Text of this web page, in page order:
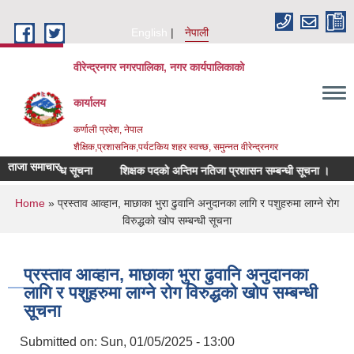
English
नेपाली
वीरेन्द्रनगर नगरपालिका, नगर कार्यपालिकाको
कार्यालय
कर्णाली प्रदेश, नेपाल
शैक्षिक,प्रशासनिक,पर्यटकिय शहर स्वच्छ, समुन्नत वीरेन्द्रनगर
ताजा समाचार
सम्बन्धि सूचना शिक्षक पदको अन्तिम नतिजा प्रशासन सम्बन्धी सूचना ।
You are here
Home » प्रस्ताव आव्हान, माछाका भुरा ढुवानि अनुदानका लागि र पशुहरुमा लाग्ने रोग
विरुद्धको खोप सम्बन्धी सूचना
प्रस्ताव आव्हान, माछाका भुरा ढुवानि अनुदानका
लागि र पशुहरुमा लाग्ने रोग विरुद्धको खोप सम्बन्धी
सूचना
Submitted on: Sun, 01/05/2025 - 13:00